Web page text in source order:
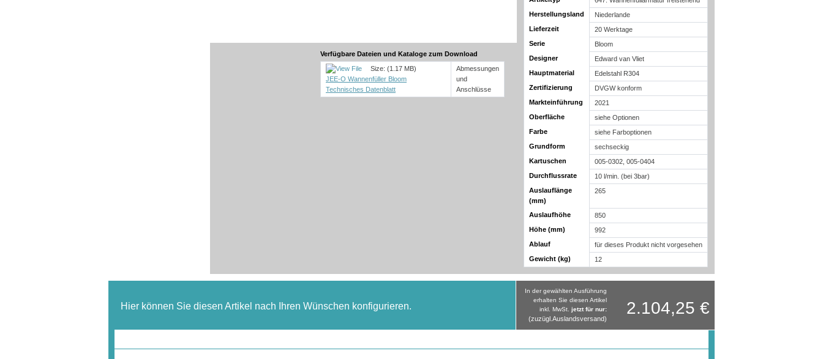
Herstellungsland
Niederlande
Lieferzeit
20 Werktage
Serie
Bloom
Designer
Edward van Vliet
Hauptmaterial
Edelstahl R304
Zertifizierung
DVGW konform
Markteinführung
2021
Oberfläche
siehe Optionen
Farbe
siehe Farboptionen
Grundform
sechseckig
Kartuschen
005-0302, 005-0404
Durchflussrate
10 l/min. (bei 3bar)
Auslauflänge
(mm)
265
Auslaufhöhe
850
Höhe (mm)
992
Ablauf
für dieses Produkt nicht vorgesehen
Gewicht (kg)
12
Verfügbare Dateien und Kataloge zum Download
JEE-O Wannenfüller Bloom
Technisches Datenblatt
Size: (1.17 MB)
Abmessungen
und
Anschlüsse
Hier können Sie diesen Artikel nach Ihren Wünschen konfigurieren.
In der gewählten Ausführung
erhalten Sie diesen Artikel
inkl. MwSt. jetzt für nur:
(zuzügl.Auslandsversand)
2.104,25 €